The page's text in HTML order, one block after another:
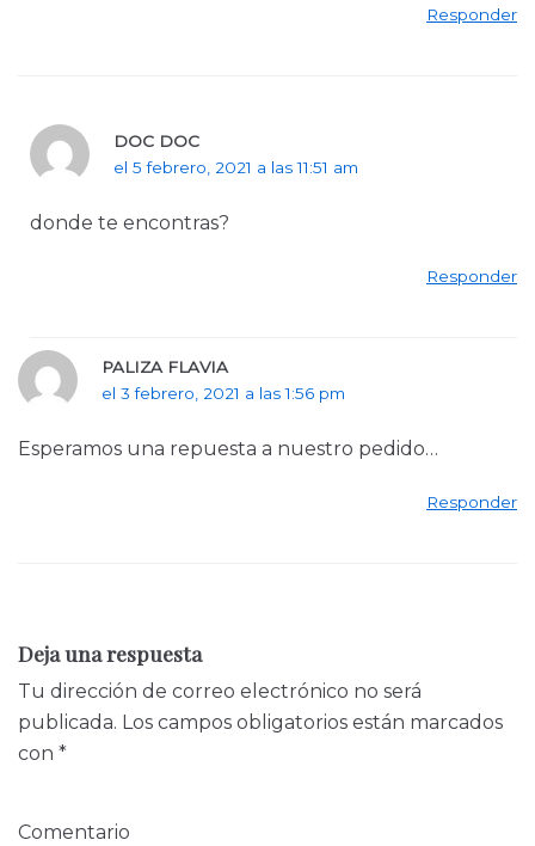
Responder
DOC DOC
el 5 febrero, 2021 a las 11:51 am
donde te encontras?
Responder
PALIZA FLAVIA
el 3 febrero, 2021 a las 1:56 pm
Esperamos una repuesta a nuestro pedido…
Responder
Deja una respuesta
Tu dirección de correo electrónico no será
publicada. Los campos obligatorios están marcados
con *
Comentario